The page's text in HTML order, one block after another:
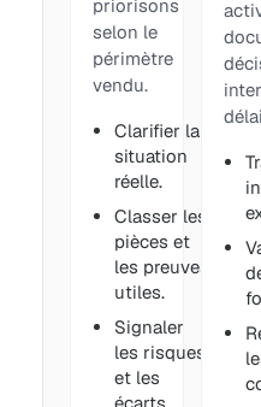
priorisons
selon le
périmètre
vendu.
Clarifier la
situation
réelle.
Classer les
pièces et
les preuves
utiles.
Signaler
les risques
et les